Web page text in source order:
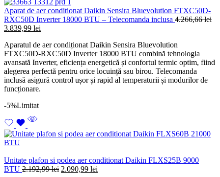
Aparat de aer conditionat Daikin Sensira Bluevolution FTXC50D-
RXC50D Inverter 18000 BTU – Telecomanda inclusa 4.266,66lei
Prețul
a
fost:
4.266,66 lei.
3.839,99 lei
este:
3.839,99 lei.
Aparatul de aer condiționat Daikin Sensira Bluevolution
FTXC50D-RXC50D Inverter 18000 BTU combină tehnologia
avansată Inverter, eficiența energetică și confortul termic optim, fiind
alegerea perfectă pentru orice locuință sau birou. Telecomanda
inclusă asigură control ușor și rapid al temperaturii și modurilor de
funcționare.
-5%Limitat
Unitate plafon si podea aer conditionat Daikin FLXS25B 9000
BTU 2.192,99lei Prețul
2.090,99 lei